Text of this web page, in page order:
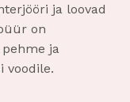
ja loovad
on
ja
voodile.